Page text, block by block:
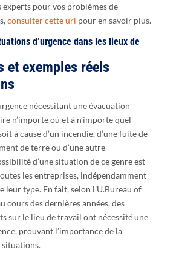
experts pour vos problèmes de
consulter cette url pour en savoir plus.
d’urgence dans les lieux de
et exemples réels
nécessitant une évacuation
n’importe où et à n’importe quel
à cause d’un incendie, d’une fuite de
de terre ou d’une autre
d’une situation de ce genre est
les entreprises, indépendamment
leur type. En fait, selon l’U.Bureau of
cours des dernières années, des
sur le lieu de travail ont nécessité une
prouvant l’importance de la
situations.